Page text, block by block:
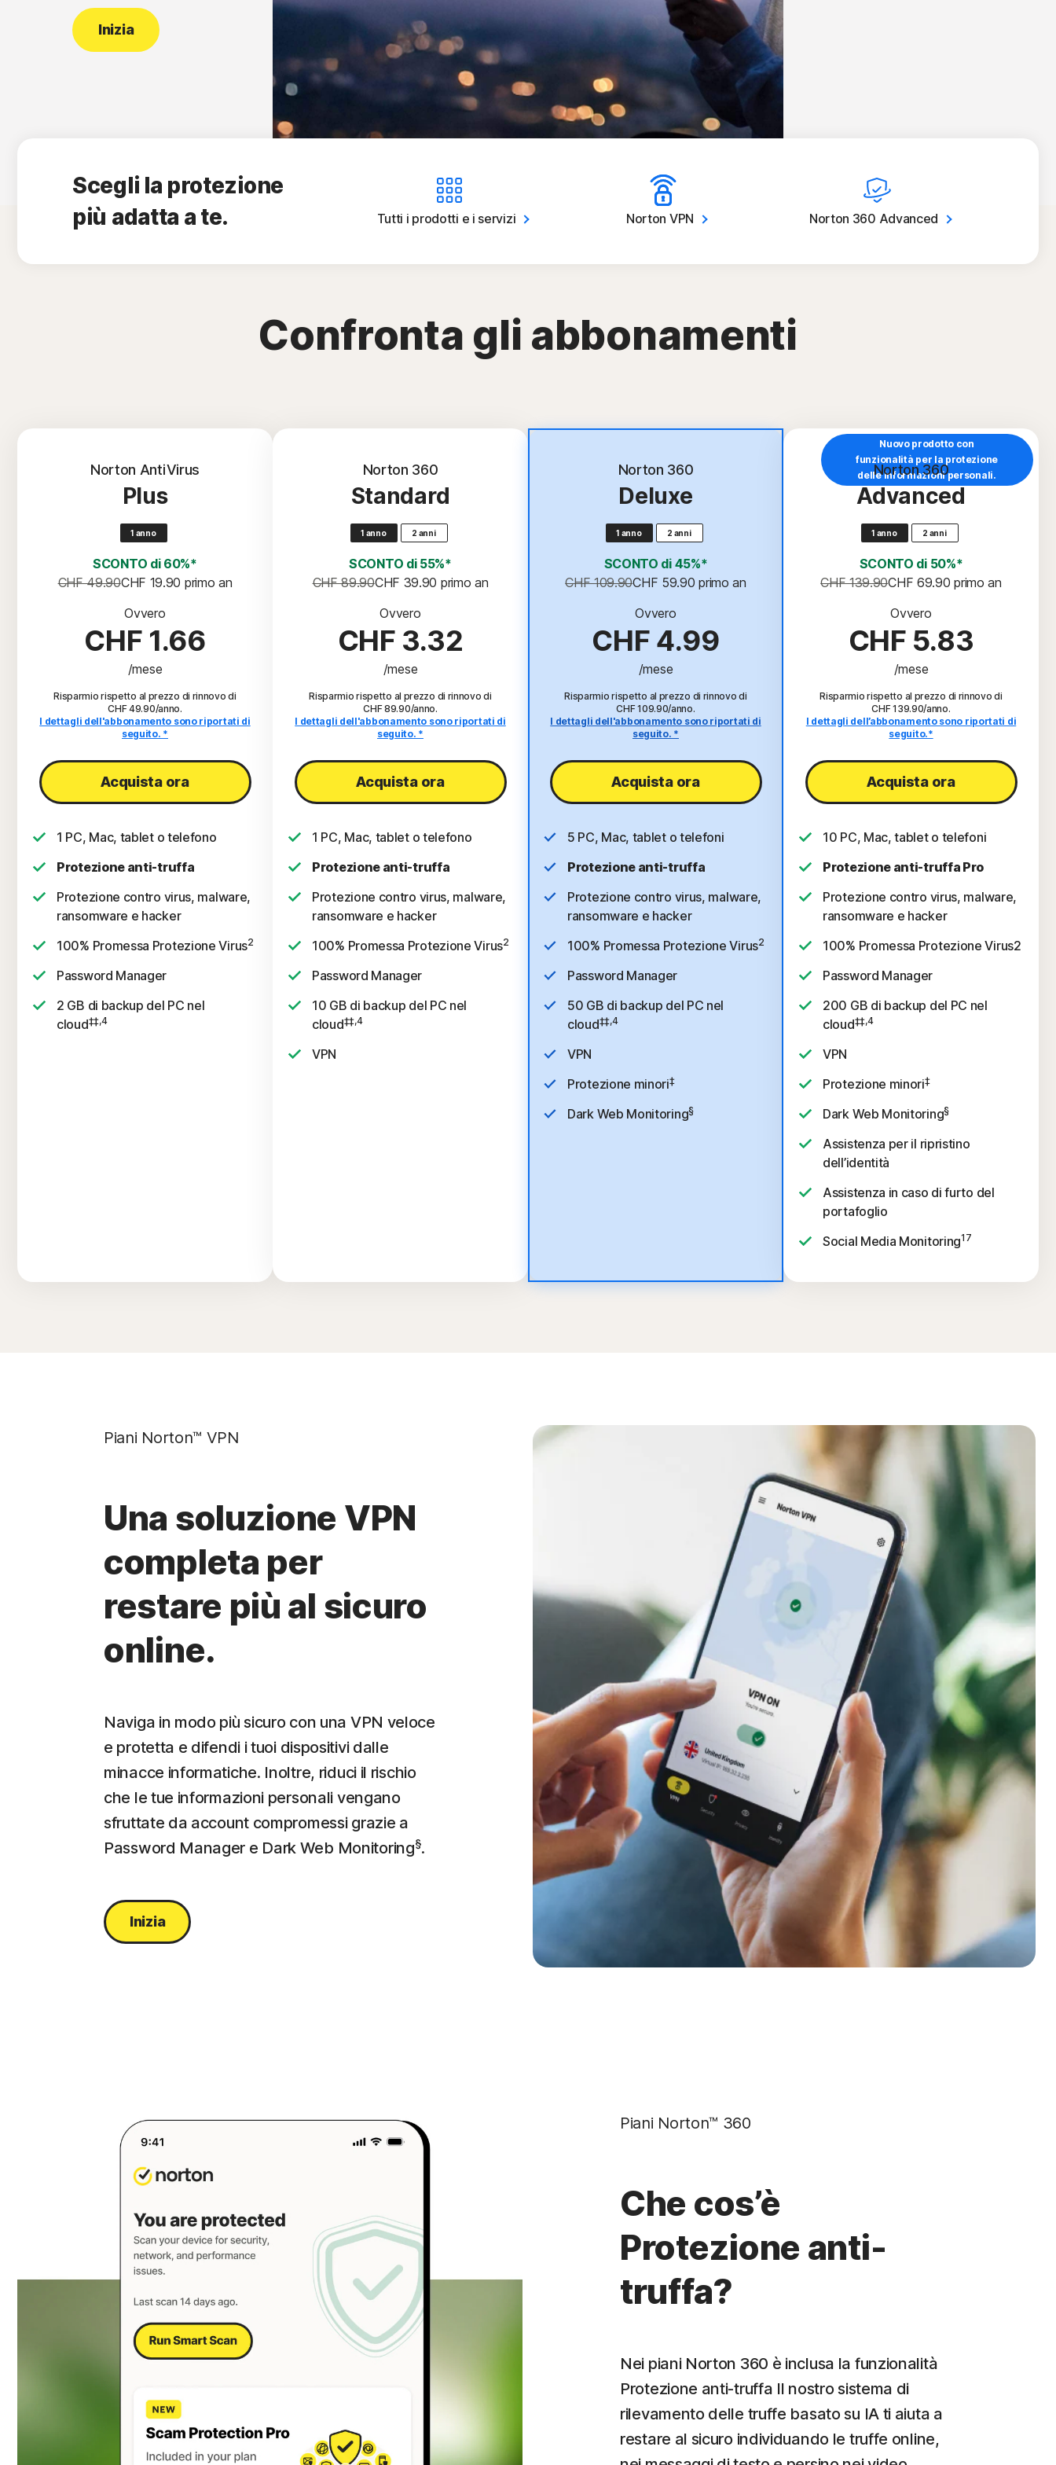
Inizia
Scegli la protezione
più adatta a te.
Tutti i prodotti e i servizi Norton VPN Norton 360 Advanced
Confronta gli abbonamenti
Norton AntiVirus
Plus
1 anno
SCONTO di 60%*
CHF 49.90CHF 19.90 primo an
Ovvero
CHF 1.66
/mese
Risparmio rispetto al prezzo di rinnovo di
CHF 49.90/anno.
I dettagli dell'abbonamento sono riportati di
seguito. *
Acquista ora
1 PC, Mac, tablet o telefono
Protezione anti-truffa
Protezione contro virus, malware,
ransomware e hacker
100% Promessa Protezione Virus2
Password Manager
2 GB di backup del PC nel
cloud‡‡,4
Norton 360
Standard
1 anno 2 anni
SCONTO di 55%*
CHF 89.90CHF 39.90 primo an
Ovvero
CHF 3.32
/mese
Risparmio rispetto al prezzo di rinnovo di
CHF 89.90/anno.
I dettagli dell'abbonamento sono riportati di
seguito. *
Acquista ora
1 PC, Mac, tablet o telefono
Protezione anti-truffa
Protezione contro virus, malware,
ransomware e hacker
100% Promessa Protezione Virus2
Password Manager
10 GB di backup del PC nel
cloud‡‡,4
VPN
Migliore offerta
Norton 360
Deluxe
1 anno 2 anni
SCONTO di 45%*
CHF 109.90CHF 59.90 primo an
Ovvero
CHF 4.99
/mese
Risparmio rispetto al prezzo di rinnovo di
CHF 109.90/anno.
I dettagli dell'abbonamento sono riportati di
seguito. *
Acquista ora
5 PC, Mac, tablet o telefoni
Protezione anti-truffa
Protezione contro virus, malware,
ransomware e hacker
100% Promessa Protezione Virus2
Password Manager
50 GB di backup del PC nel
cloud‡‡,4
VPN
Protezione minori‡
Dark Web Monitoring§
Nuovo prodotto con
funzionalità per la protezione
delle informazioni personali.
Norton 360
Advanced
1 anno 2 anni
SCONTO di 50%*
CHF 139.90CHF 69.90 primo an
Ovvero
CHF 5.83
/mese
Risparmio rispetto al prezzo di rinnovo di
CHF 139.90/anno.
I dettagli dell’abbonamento sono riportati di
seguito.*
Acquista ora
10 PC, Mac, tablet o telefoni
Protezione anti-truffa Pro
Protezione contro virus, malware,
ransomware e hacker
100% Promessa Protezione Virus2
Password Manager
200 GB di backup del PC nel
cloud‡‡,4
VPN
Protezione minori‡
Dark Web Monitoring§
Assistenza per il ripristino
dell’identità
Assistenza in caso di furto del
portafoglio
Social Media Monitoring17
Piani Norton™ VPN
Una soluzione VPN
completa per
restare più al sicuro
online.
Naviga in modo più sicuro con una VPN veloce
e protetta e difendi i tuoi dispositivi dalle
minacce informatiche. Inoltre, riduci il rischio
che le tue informazioni personali vengano
sfruttate da account compromessi grazie a
Password Manager e Dark Web Monitoring§.
Inizia
Piani Norton™ 360
Che cos’è
Protezione anti-
truffa?
Nei piani Norton 360 è inclusa la funzionalità
Protezione anti-truffa Il nostro sistema di
rilevamento delle truffe basato su IA ti aiuta a
restare al sicuro individuando le truffe online,